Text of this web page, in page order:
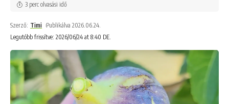
Legutóbb frissítve: 2026/06/24 at 8:40 DE.
Szerző: Timi Publikálva 2026.06.24.
3 perc olvasási idő